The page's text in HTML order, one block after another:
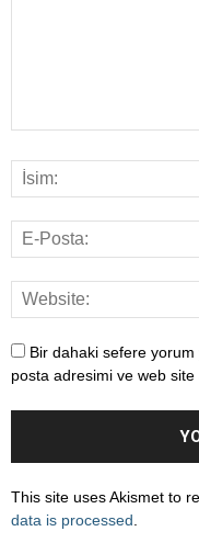
Bir dahaki sefere yorum
posta adresimi ve web site
This site uses Akismet to
data is processed.